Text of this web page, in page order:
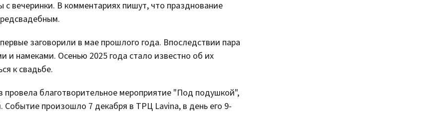
с вечеринки. В комментариях пишут, что празднование
заговорили в мае прошлого года. Впоследствии пара
намеками. Осенью 2025 года стало известно об их
к свадьбе.
провела благотворительное мероприятие "Под подушкой",
произошло 7 декабря в ТРЦ Lavina, в день его 9-